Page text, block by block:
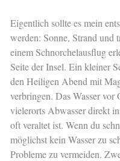
Eigentlich sollte es mein
werden: Sonne, Strand und
einem Schnorchelausflug
Seite der Insel. Ein kleiner
den Heiligen Abend mit
verbringen. Das Wasser vor
vielerorts Abwasser direkt
oft veraltet ist. Wenn du
möglichst kein Wasser zu
Probleme zu vermeiden.